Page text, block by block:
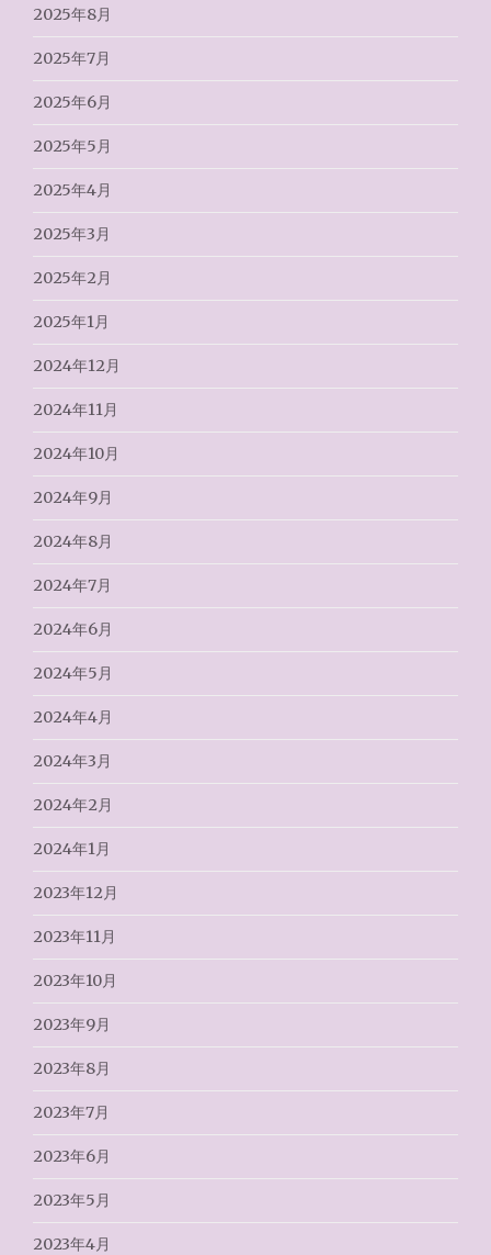
2025年8月
2025年7月
2025年6月
2025年5月
2025年4月
2025年3月
2025年2月
2025年1月
2024年12月
2024年11月
2024年10月
2024年9月
2024年8月
2024年7月
2024年6月
2024年5月
2024年4月
2024年3月
2024年2月
2024年1月
2023年12月
2023年11月
2023年10月
2023年9月
2023年8月
2023年7月
2023年6月
2023年5月
2023年4月